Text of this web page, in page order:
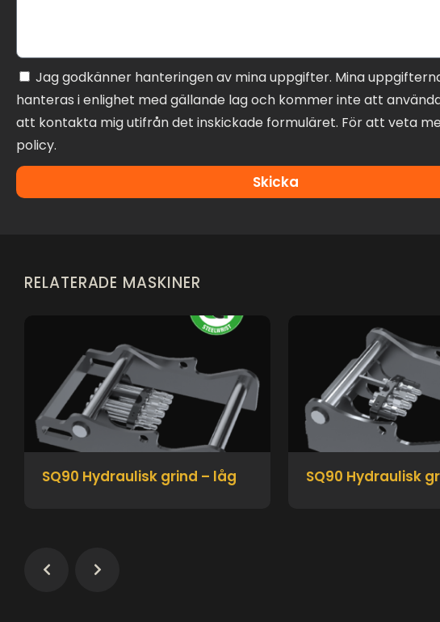
Jag godkänner hanteringen av mina uppgifter. Mina
hanteras i enlighet med gällande lag och kommer inte att
att kontakta mig utifrån det inskickade formuläret. För att veta
policy.
Skicka
RELATERADE MASKINER
SQ90 Hydraulisk grind – låg SQ90 Hydraulisk